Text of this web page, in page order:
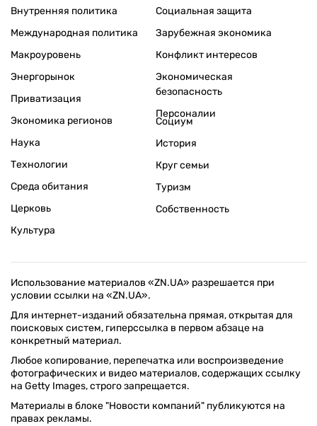
Внутренняя политика
Международная политика
Макроуровень
Энергорынок
Приватизация
Экономика регионов
Социальная защита
Зарубежная экономика
Конфликт интересов
Экономическая
безопасность
Персоналии
Наука
Технологии
Среда обитания
Церковь
Культура
Социум
История
Круг семьи
Туризм
Собственность
Использование материалов «ZN.UA» разрешается при
условии ссылки на «ZN.UA».
Для интернет-изданий обязательна прямая, открытая для
поисковых систем, гиперссылка в первом абзаце на
конкретный материал.
Любое копирование, перепечатка или воспроизведение
фотографических и видео материалов, содержащих ссылку
на Getty Images, строго запрещается.
Материалы в блоке "Новости компаний" публикуются на
правах рекламы.